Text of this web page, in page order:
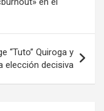
“Tuto” Quiroga y
elección decisiva